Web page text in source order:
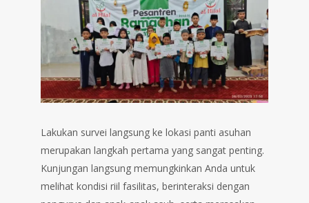
Lakukan survei langsung ke lokasi panti asuhan
merupakan langkah pertama yang sangat penting.
Kunjungan langsung memungkinkan Anda untuk
melihat kondisi riil fasilitas, berinteraksi dengan